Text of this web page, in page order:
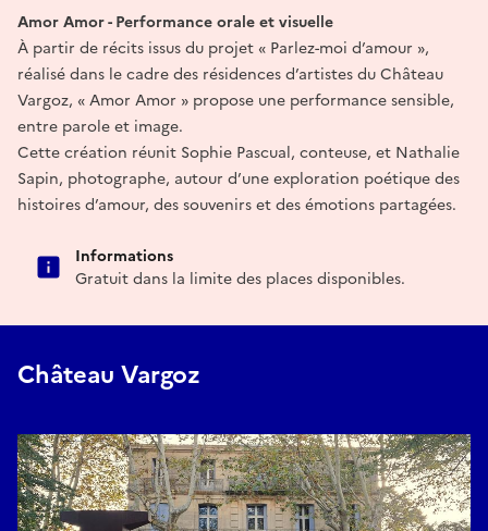
Amor Amor - Performance orale et visuelle
À partir de récits issus du projet « Parlez-moi d’amour »,
réalisé dans le cadre des résidences d’artistes du Château
Vargoz, « Amor Amor » propose une performance sensible,
entre parole et image.
Cette création réunit Sophie Pascual, conteuse, et Nathalie
Sapin, photographe, autour d’une exploration poétique des
histoires d’amour, des souvenirs et des émotions partagées.
Informations
Gratuit dans la limite des places disponibles.
Château Vargoz